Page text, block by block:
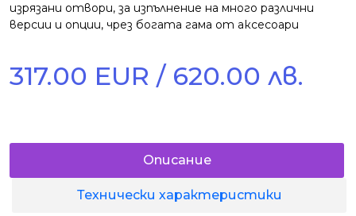
изрязани отвори, за изпълнение на много различни
версии и опции, чрез богата гама от аксесоари
317.00 EUR / 620.00 лв.
Описание
Технически характеристики